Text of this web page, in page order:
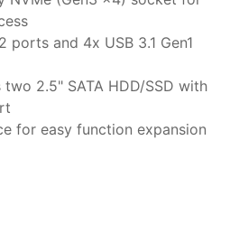
ports and 4x USB 3.1 Gen1
2.5" SATA HDD/SSD with
for easy function expansion